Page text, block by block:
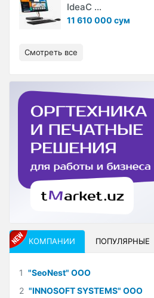
IdeaC ...
11 610 000 сум
Смотреть все
КОМПАНИИ ПОПУЛЯРНЫЕ
1 "SeoNest" ООО
2 "INNOSOFT SYSTEMS" ООО